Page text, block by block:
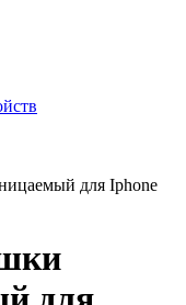
для Iphone